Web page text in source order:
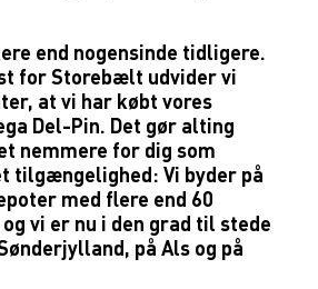
end nogensinde tidligere.
for Storebælt udvider vi
at vi har købt vores
Del-Pin. Det gør alting
nemmere for dig som
tilgængelighed: Vi byder på
med flere end 60
vi er nu i den grad til stede
på Als og på